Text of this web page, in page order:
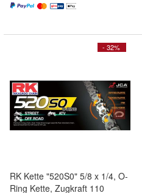
- 32%
RK Kette "520S0" 5/8 x 1/4, O-
Ring Kette, Zugkraft 110